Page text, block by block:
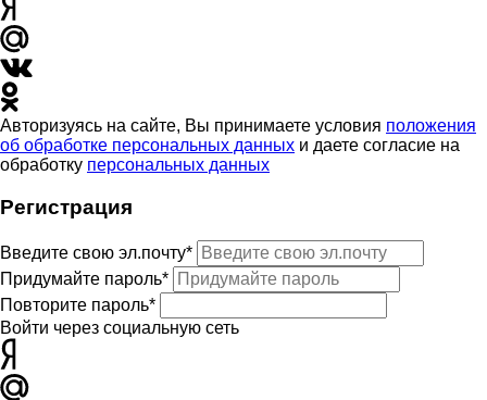
Авторизуясь на сайте, Вы принимаете условия положения
об обработке персональных данных и даете согласие на
обработку персональных данных
Регистрация
Введите свою эл.почту*
Придумайте пароль*
Повторите пароль*
Войти через социальную сеть